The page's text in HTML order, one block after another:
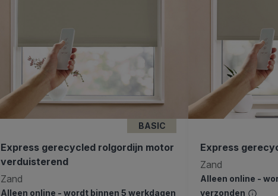
BASIC
Express gerecycled rolgordijn motor
verduisterend
Zand
Alleen online - wordt binnen 5 werkdagen
Express
Zand
Alleen online -
verzonden